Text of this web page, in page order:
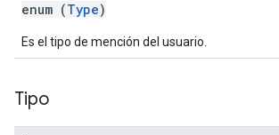
enum (Type)
Es el tipo de mención del usuario.
Tipo